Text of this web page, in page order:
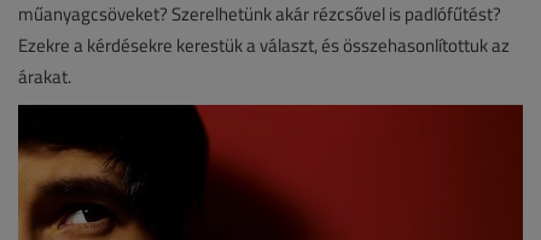
műanyagcsöveket? Szerelhetünk akár rézcsővel is padlófűtést?
Ezekre a kérdésekre kerestük a választ, és összehasonlítottuk az
árakat.